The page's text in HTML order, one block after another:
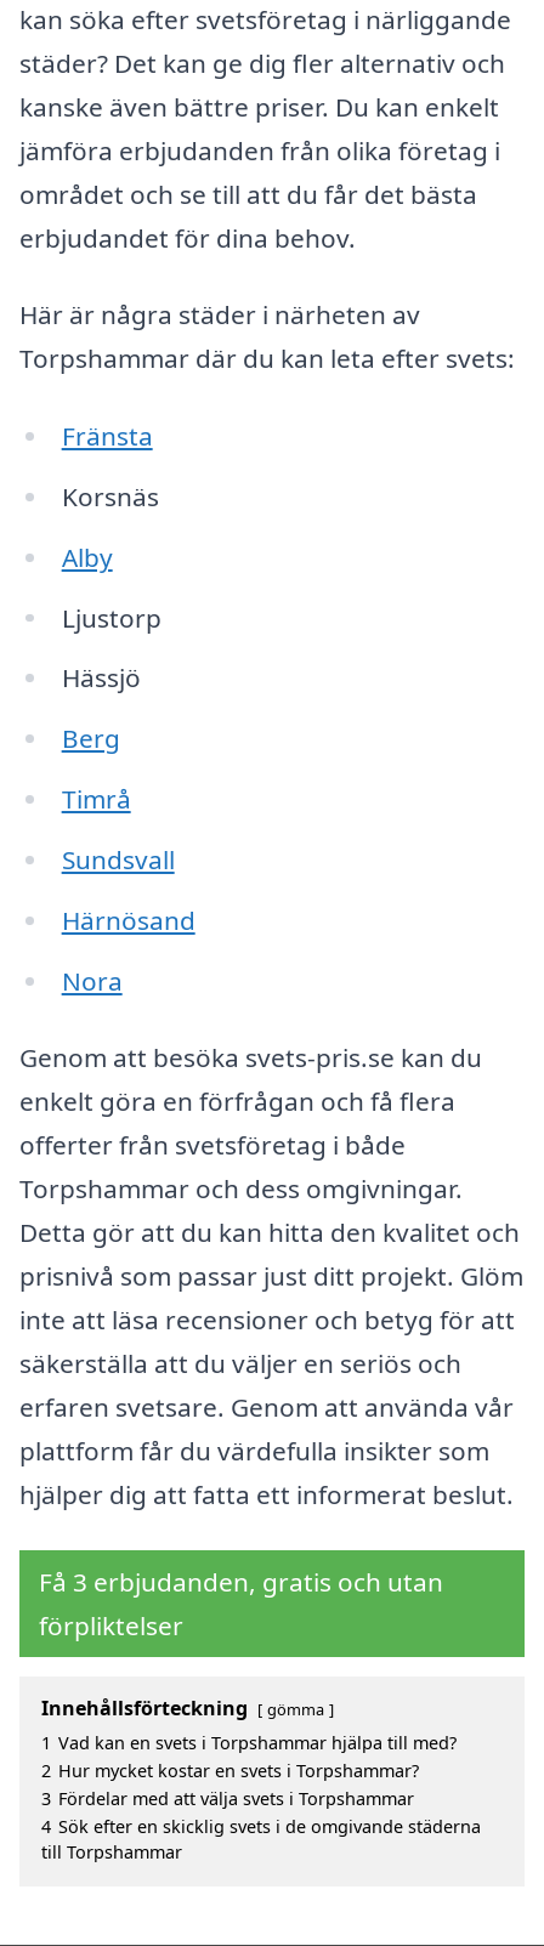
kan söka efter svetsföretag i närliggande
städer? Det kan ge dig fler alternativ och
kanske även bättre priser. Du kan enkelt
jämföra erbjudanden från olika företag i
området och se till att du får det bästa
erbjudandet för dina behov.
Här är några städer i närheten av
Torpshammar där du kan leta efter svets:
Fränsta
Korsnäs
Alby
Ljustorp
Hässjö
Berg
Timrå
Sundsvall
Härnösand
Nora
Genom att besöka svets-pris.se kan du
enkelt göra en förfrågan och få flera
offerter från svetsföretag i både
Torpshammar och dess omgivningar.
Detta gör att du kan hitta den kvalitet och
prisnivå som passar just ditt projekt. Glöm
inte att läsa recensioner och betyg för att
säkerställa att du väljer en seriös och
erfaren svetsare. Genom att använda vår
plattform får du värdefulla insikter som
hjälper dig att fatta ett informerat beslut.
Få 3 erbjudanden, gratis och utan
förpliktelser
Innehållsförteckning gömma
1 Vad kan en svets i Torpshammar hjälpa till med?
2 Hur mycket kostar en svets i Torpshammar?
3 Fördelar med att välja svets i Torpshammar
4 Sök efter en skicklig svets i de omgivande städerna
till Torpshammar